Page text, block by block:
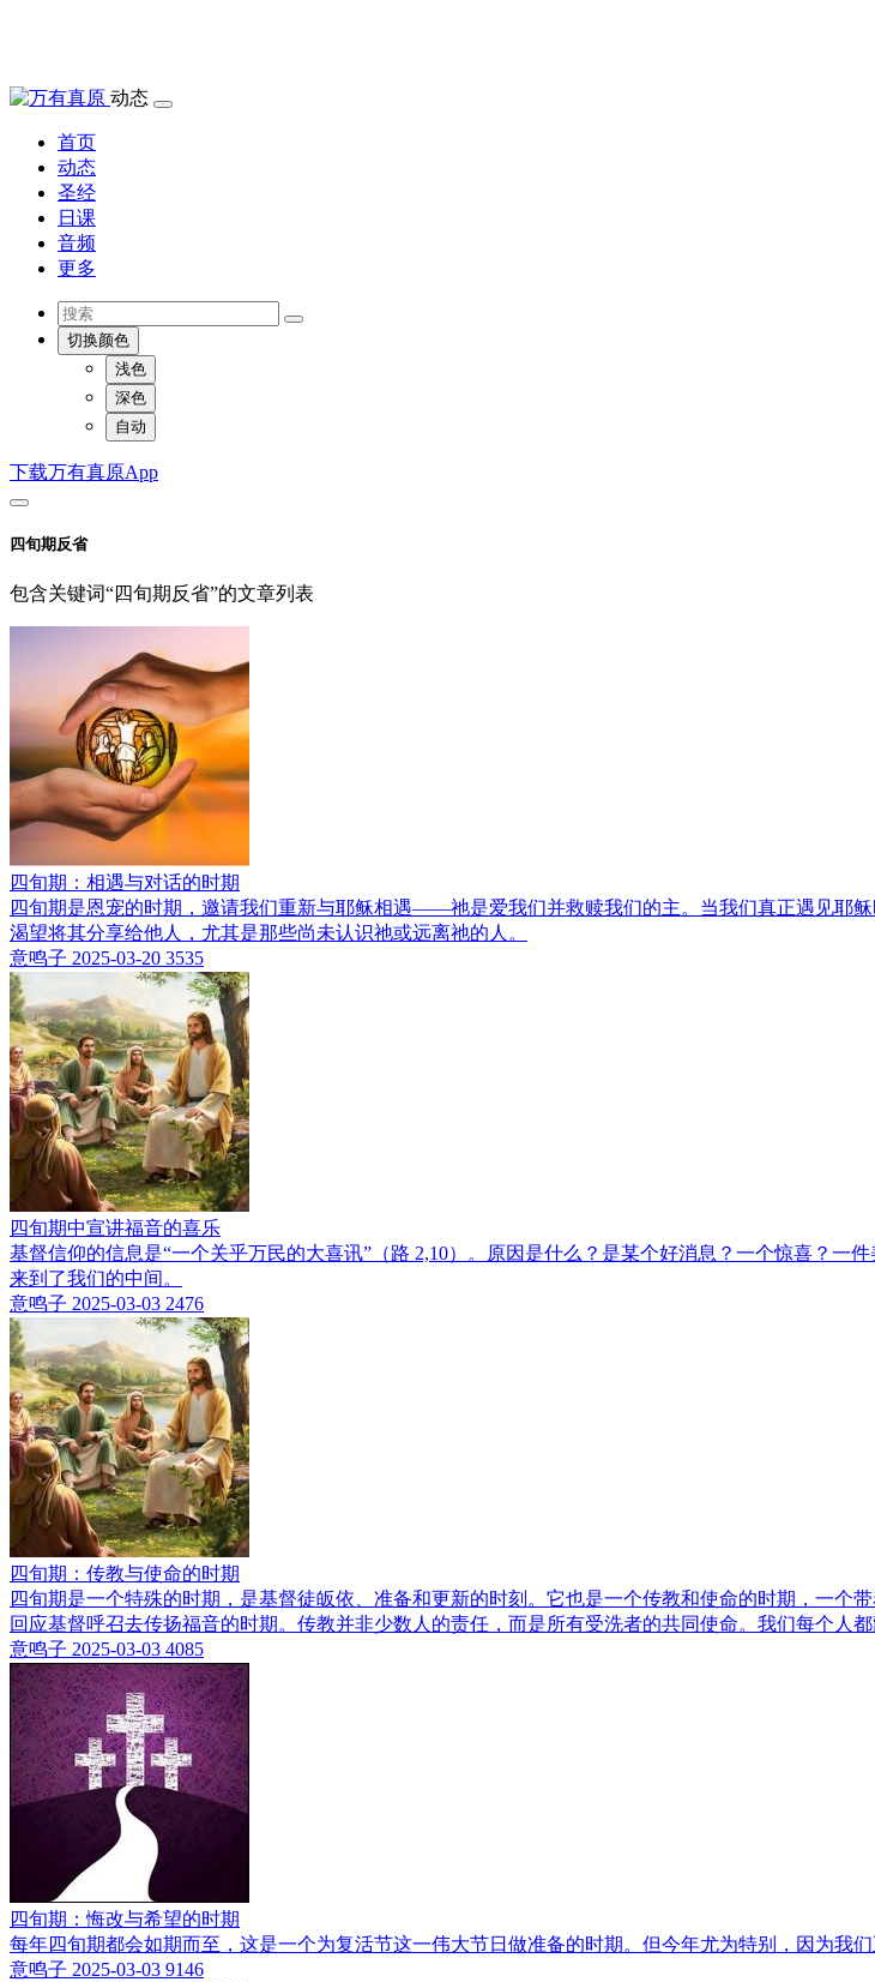
动态
首页
动态
圣经
日课
音频
更多
切换颜色
浅色
深色
自动
下载万有真原App
四旬期反省
包含关键词“四旬期反省”的文章列表
四旬期：相遇与对话的时期
四旬期是恩宠的时期，邀请我们重新与耶稣相遇——祂是爱我们并救赎我们的主。当我们真正遇见耶
渴望将其分享给他人，尤其是那些尚未认识祂或远离祂的人。
意鸣子 2025-03-20 3535
四旬期中宣讲福音的喜乐
基督信仰的信息是“一个关乎万民的大喜讯”（路 2,10）。原因是什么？是某个好消息？一个惊喜？一
来到了我们的中间。
意鸣子 2025-03-03 2476
四旬期：传教与使命的时期
四旬期是一个特殊的时期，是基督徒皈依、准备和更新的时刻。它也是一个传教和使命的时期，一
回应基督呼召去传扬福音的时期。传教并非少数人的责任，而是所有受洗者的共同使命。我们每个人
意鸣子 2025-03-03 4085
四旬期：悔改与希望的时期
每年四旬期都会如期而至，这是一个为复活节这一伟大节日做准备的时期。但今年尤为特别，因为我
意鸣子 2025-03-03 9146